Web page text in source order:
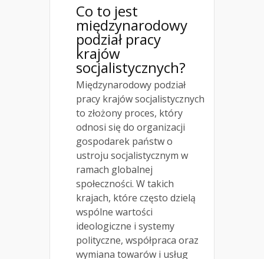
Co to jest
międzynarodowy
podział pracy
krajów
socjalistycznych?
Międzynarodowy podział
pracy krajów socjalistycznych
to złożony proces, który
odnosi się do organizacji
gospodarek państw o
ustroju socjalistycznym w
ramach globalnej
społeczności. W takich
krajach, które często dzielą
wspólne wartości
ideologiczne i systemy
polityczne, współpraca oraz
wymiana towarów i usług